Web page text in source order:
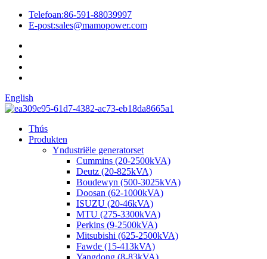
Telefoan:86-591-88039997
E-post:sales@mamopower.com
English
Thús
Produkten
Yndustriële generatorset
Cummins (20-2500kVA)
Deutz (20-825kVA)
Boudewyn (500-3025kVA)
Doosan (62-1000kVA)
ISUZU (20-46kVA)
MTU (275-3300kVA)
Perkins (9-2500kVA)
Mitsubishi (625-2500kVA)
Fawde (15-413kVA)
Yangdong (8-83kVA)